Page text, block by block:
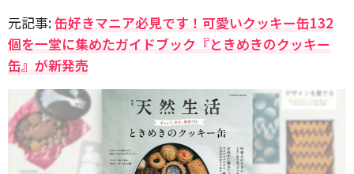
元記事:缶好きマニア必見です！可愛いクッキー缶132
個を一堂に集めたガイドブック『ときめきのクッキー
缶』が新発売